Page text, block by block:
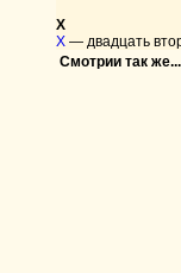
Х
Х — двадцать
Смотрии так же...